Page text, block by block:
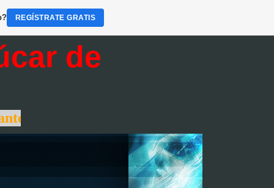
de
Avenida de la Constitución, s/n-
REGÍSTRATE GRATIS